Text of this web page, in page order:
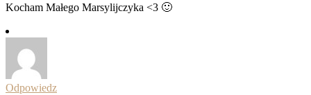
Kocham Małego Marsylijczyka <3 🙂
Odpowiedz